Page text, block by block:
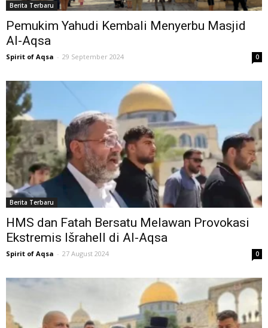
Berita Terbaru
Pemukim Yahudi Kembali Menyerbu Masjid
Al-Aqsa
Spirit of Aqsa - 29 September 2024 0
Berita Terbaru
HMS dan Fatah Bersatu Melawan Provokasi
Ekstremis Išrahell di Al-Aqsa
Spirit of Aqsa - 27 August 2024 0